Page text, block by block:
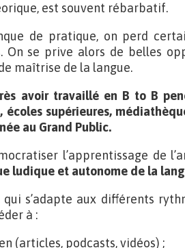
est souvent rébarbatif.
de pratique, on perd
On se prive alors de belles
maîtrise de la langue.
avoir travaillé en B to B
écoles supérieures,
au Grand Public.
l’apprentissage de
ludique et autonome de la
s’adapte aux différents
à :
(articles, podcasts, vidéos) ;